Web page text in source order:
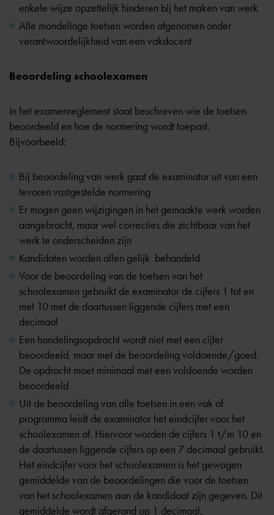
enkele wijze opzettelijk hinderen bij het maken van werk
Alle mondelinge toetsen worden afgenomen onder
verantwoordelijkheid van een vakdocent
Beoordeling schoolexamen
In het examenreglement staat beschreven wie de toetsen
beoordeeld en hoe de normering wordt toepast.
Bijvoorbeeld:
Bij beoordeling van werk gaat de examinator uit van een
tevoren vastgestelde normering
Er mogen geen wijzigingen in het gemaakte werk worden
aangebracht, maar wel correcties die zichtbaar van het
werk te onderscheiden zijn
Kandidaten worden allen gelijk behandeld
Voor de beoordeling van de toetsen van het
schoolexamen gebruikt de examinator de cijfers 1 tot en
met 10 met de daartussen liggende cijfers met een
decimaal
Een handelingsopdracht wordt niet met een cijfer
beoordeeld, maar met de beoordeling voldoende/goed.
De opdracht moet minimaal met een voldoende worden
beoordeeld
Uit de beoordeling van alle toetsen in een vak of
programma leidt de examinator het eindcijfer voor het
schoolexamen af. Hiervoor worden de cijfers 1 t/m 10 en
de daartussen liggende cijfers op een 7 decimaal gebruikt.
Het eindcijfer voor het schoolexamen is het gewogen
gemiddelde van de beoordelingen die voor de toetsen
van het schoolexamen aan de kandidaat zijn gegeven. Dit
gemiddelde wordt afgerond op 1 decimaal.